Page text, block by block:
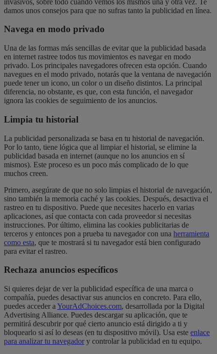
damos unos consejos para que no sufras tanto la publicidad en línea.
Navega en modo privado
Una de las formas más sencillas de evitar que la publicidad basada
en internet rastree todos tus movimientos es navegar en modo
privado. Los principales navegadores ofrecen esta opción. Cuando
navegues en el modo privado, notarás que la ventana de navegación
puede tener un icono, un color o un diseño distintos. La principal
diferencia, no obstante, es que, con esta función, el navegador
ignora las cookies de seguimiento de los anuncios.
Limpia tu historial
La publicidad personalizada se basa en tu historial de navegación.
Por lo tanto, tiene lógica que al limpiar el historial, se elimine la
publicidad basada en internet (aunque no los anuncios en sí
mismos). Este proceso es un poco más complicado de lo que
muchos creen.
Primero, asegúrate de que no solo limpias el historial de navegación,
sino también la memoria caché y las cookies. Después, desactiva el
rastreo en tu dispositivo. Puede que necesites hacerlo en varias
aplicaciones, así que contacta con cada proveedor si necesitas
instrucciones. Por último, elimina las cookies publicitarias de
terceros y entonces pon a prueba tu navegador con una herramienta
como esta, que te mostrará si tu navegador está bien configurado
para evitar el rastreo.
Rechaza anuncios específicos
Si quieres dejar de ver la publicidad específica de una marca o
compañía, puedes desactivar sus anuncios en concreto. Para ello,
puedes acceder a YourAdChoices.com, desarrollada por la Digital
Advertising Alliance. Puedes descargar su aplicación, que te
permitirá descubrir por qué cierto anuncio está dirigido a ti y
bloquearlo si así lo deseas (en tu dispositivo móvil). Usa este enlace
para analizar tu navegador y controlar la publicidad en tu equipo.